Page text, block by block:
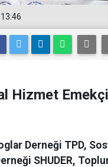
13:46
Hizmet
Derneği TPD,
SHUDER,